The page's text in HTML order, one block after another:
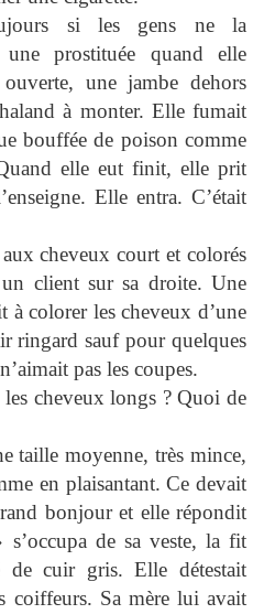
si les gens ne la
prostituée quand elle
une jambe dehors
à monter. Elle fumait
bouffée de poison comme
elle eut finit, elle prit
Elle entra. C’était
cheveux court et colorés
un client sur sa droite. Une
colorer les cheveux d’une
ringard sauf pour quelques
pas les coupes.
cheveux longs ? Quoi de
taille moyenne, très mince,
en plaisantant. Ce devait
bonjour et elle répondit
de sa veste, la fit
de cuir gris. Elle détestait
coiffeurs. Sa mère lui avait